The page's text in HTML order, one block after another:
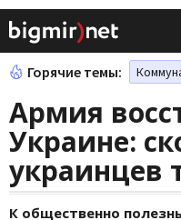
Горячие темы:
Армия
Украине:
украинцев
К общественно